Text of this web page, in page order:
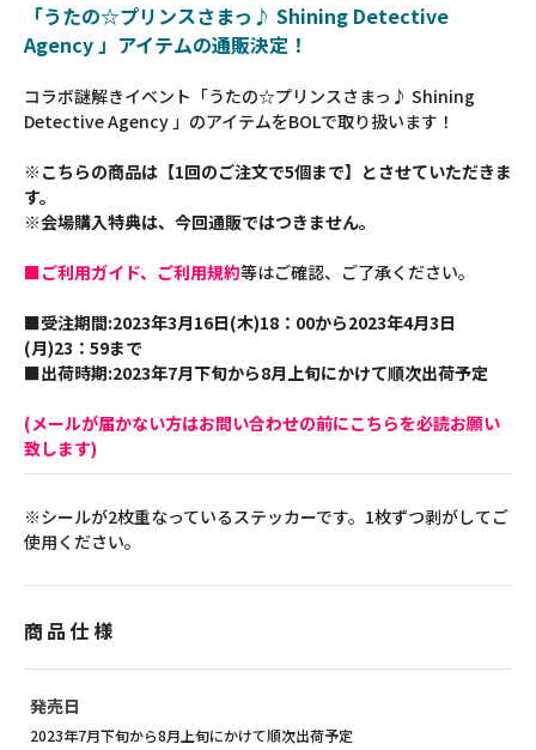
「うたの☆プリンスさまっ♪ Shining Detective
Agency 」アイテムの通販決定！
コラボ謎解きイベント「うたの☆プリンスさまっ♪ Shining
Detective Agency 」のアイテムをBOLで取り扱います！
※こちらの商品は【1回のご注文で5個まで】とさせていただきま
す。
※会場購入特典は、今回通販ではつきません。
■ご利用ガイド、ご利用規約等はご確認、ご了承ください。
■受注期間:2023年3月16日(木)18：00から2023年4月3日
(月)23：59まで
■出荷時期:2023年7月下旬から8月上旬にかけて順次出荷予定
(メールが届かない方はお問い合わせの前にこちらを必読お願い
致します)
※シールが2枚重なっているステッカーです。1枚ずつ剥がしてご
使用ください。
商品仕様
発売日
2023年7月下旬から8月上旬にかけて順次出荷予定